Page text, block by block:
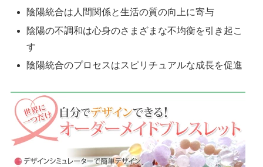
陰陽統合は人間関係と生活の質の向上に寄与
陰陽の不調和は心身のさまざまな不均衡を引き起こ
す
陰陽統合のプロセスはスピリチュアルな成長を促進